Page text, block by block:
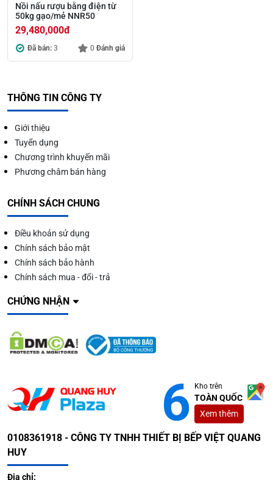
Nồi nấu rượu bằng điện từ
50kg gạo/mẻ NNR50
29,480,000đ
Đã bán: 3 0 Đánh giá
THÔNG TIN CÔNG TY
Giới thiệu
Tuyển dụng
Chương trình khuyến mãi
Phương châm bán hàng
CHÍNH SÁCH CHUNG
Điều khoản sử dụng
Chính sách bảo mật
Chính sách bảo hành
Chính sách mua - đổi - trả
CHỨNG NHẬN
Kho trên
TOÀN QUỐC
Xem thêm
0108361918 - CÔNG TY TNHH THIẾT BỊ BẾP VIỆT QUANG
HUY
Địa chỉ: